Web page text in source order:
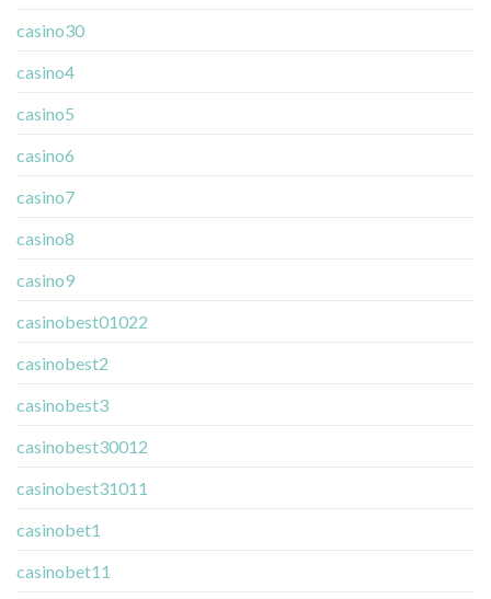
casino30
casino4
casino5
casino6
casino7
casino8
casino9
casinobest01022
casinobest2
casinobest3
casinobest30012
casinobest31011
casinobet1
casinobet11